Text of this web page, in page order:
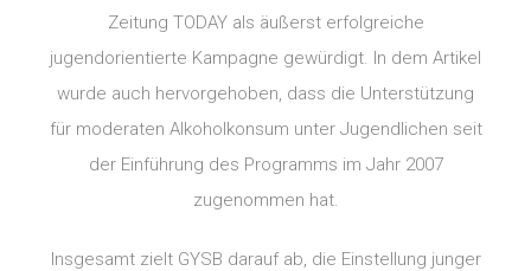
Zeitung TODAY als äußerst erfolgreiche
jugendorientierte Kampagne gewürdigt. In dem Artikel
wurde auch hervorgehoben, dass die Unterstützung
für moderaten Alkoholkonsum unter Jugendlichen seit
der Einführung des Programms im Jahr 2007
zugenommen hat.
Insgesamt zielt GYSB darauf ab, die Einstellung junger